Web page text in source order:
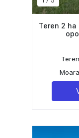
Teren 2 ha